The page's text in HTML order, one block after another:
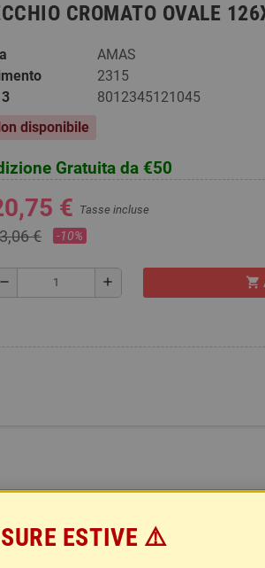
CROMATO OVALE
AMAS
2315
8012345121045
disponibile
Gratuita da €50
€ Tasse incluse
€ -10%
remove add shopping_cart
e vengono spediti tramite BRT con
ESTIVE ⚠️